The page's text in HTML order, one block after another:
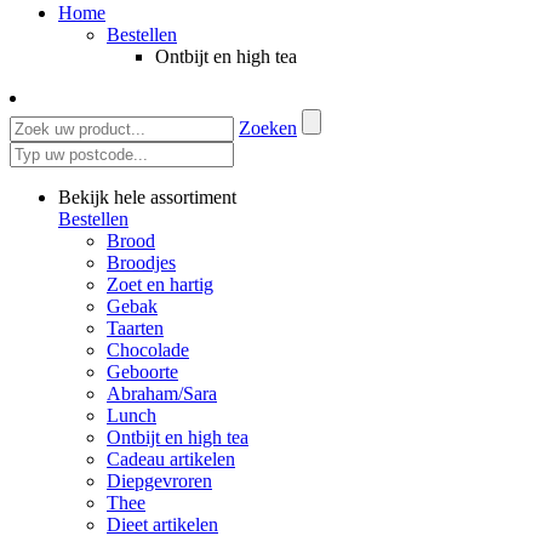
Home
Bestellen
Ontbijt en high tea
Zoeken
Bekijk hele assortiment
Bestellen
Brood
Broodjes
Zoet en hartig
Gebak
Taarten
Chocolade
Geboorte
Abraham/Sara
Lunch
Ontbijt en high tea
Cadeau artikelen
Diepgevroren
Thee
Dieet artikelen